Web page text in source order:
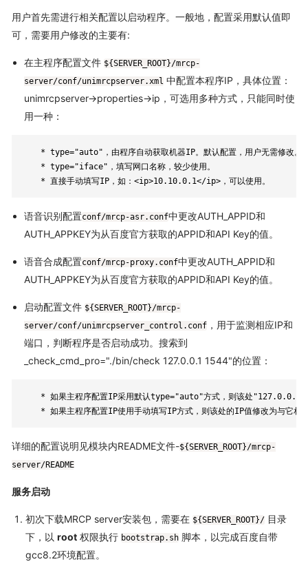
用户首先需进行相关配置以启动程序。一般地，配置采用默认值即
可，需要用户修改的主要有:
在主程序配置文件 ${SERVER_ROOT}/mrcp-
server/conf/unimrcpserver.xml 中配置本程序IP，具体位置：
unimrcpserver->properties->ip，可选用多种方式，只能同时使
用一种：
	* 直接手动填写IP，如：<ip>10.10.0.1</ip>，可以使用。
语音识别配置conf/mrcp-asr.conf中更改AUTH_APPID和
AUTH_APPKEY为从百度官方获取的APPID和API Key的值。
语音合成配置conf/mrcp-proxy.conf中更改AUTH_APPID和
AUTH_APPKEY为从百度官方获取的APPID和API Key的值。
启动配置文件 ${SERVER_ROOT}/mrcp-
server/conf/unimrcpserver_control.conf，用于监测相应IP和
端口，判断程序是否启动成功。搜索到
_check_cmd_pro="./bin/check 127.0.0.1 1544"的位置：
* 如果主程序配置IP使用手动填写IP方式，则该处的IP值修改为与它相
详细的配置说明见模块内README文件-${SERVER_ROOT}/mrcp-
server/README
服务启动
初次下载MRCP server安装包，需要在 ${SERVER_ROOT}/目录
下，以 root权限执行 bootstrap.sh脚本，以完成百度自带
gcc8.2环境配置。